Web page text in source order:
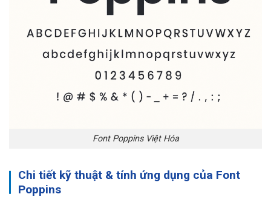
Font Poppins Việt Hóa
Chi tiết kỹ thuật & tính ứng dụng của Font
Poppins